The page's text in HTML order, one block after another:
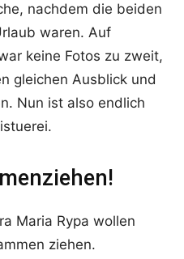
nachdem die beiden
waren. Auf
keine Fotos zu zweit,
gleichen Ausblick und
Nun ist also endlich
Maria Rypa wollen
ziehen.